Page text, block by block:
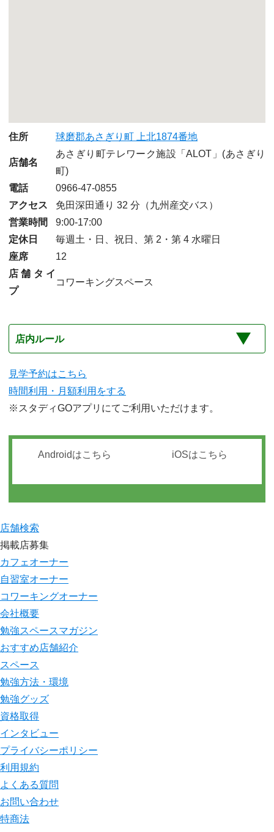
住所 球磨郡あさぎり町 上北1874番地
店舗名
あさぎり町テレワーク施設「ALOT」 (あさぎり
町)
電話
0966-47-0855
アクセス
免田深田通り 32 分（九州産交バス）
営業時間
9:00-17:00
定休日
毎週土・日、祝日、第 2・第 4 水曜日
座席
12
店舗タイ
プ
コワーキングスペース
店内ルール
見学予約はこちら
時間利用・月額利用をする
※スタディGOアプリにてご利用いただけます。
Androidはこちら iOSはこちら
店舗検索
掲載店募集
カフェオーナー
自習室オーナー
コワーキングオーナー
会社概要
勉強スペースマガジン
おすすめ店舗紹介
スペース
勉強方法・環境
勉強グッズ
資格取得
インタビュー
プライバシーポリシー
利用規約
よくある質問
お問い合わせ
特商法